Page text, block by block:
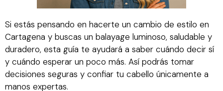
Si estás pensando en hacerte un cambio de estilo en
Cartagena y buscas un balayage luminoso, saludable y
duradero, esta guía te ayudará a saber cuándo decir sí
y cuándo esperar un poco más. Así podrás tomar
decisiones seguras y confiar tu cabello únicamente a
manos expertas.